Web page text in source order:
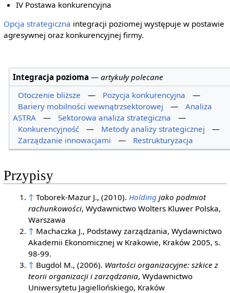
IV Postawa konkurencyjna
Opcja strategiczna integracji poziomej występuje w postawie
agresywnej oraz konkurencyjnej firmy.
Integracja pozioma —artykuły polecane
Otoczenie bliższe
— Pozycja konkurencyjna
—
Bariery mobilności wewnątrzsektorowej
—
Analiza
ASTRA
— Sektorowa analiza strategiczna
—
Konkurencyjność
— Metody analizy strategicznej
—
Zarządzanie innowacjami
— Restrukturyzacja
Przypisy
↑ Toborek-Mazur J., (2010). Holding jako podmiot
rachunkowości, Wydawnictwo Wolters Kluwer Polska,
Warszawa
↑ Machaczka J., Podstawy zarządzania, Wydawnictwo
Akademii Ekonomicznej w Krakowie, Kraków 2005, s.
98-99.
↑ Bugdol M., (2006). Wartości organizacyjne: szkice z
teorii organizacji i zarządzania, Wydawnictwo
Uniwersytetu Jagiellońskiego, Kraków